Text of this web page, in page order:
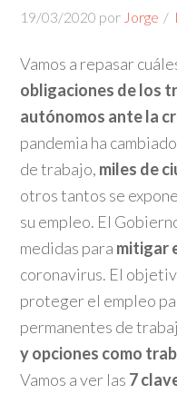
19/03/2020 por Jorge
Vamos a repasar
obligaciones de los
autónomos ante la
pandemia ha
de trabajo, miles de
otros tantos se
su empleo. El
medidas para mitigar
coronavirus. El
proteger el empleo
permanentes de
y opciones como
Vamos a ver las 7